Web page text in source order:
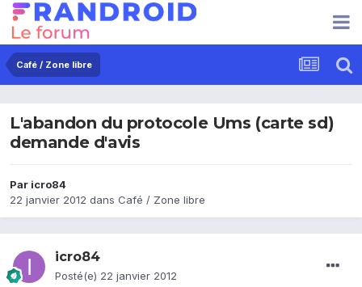
Café / Zone libre
L'abandon du protocole Ums (carte sd)
demande d'avis
Par icro84
22 janvier 2012 dans Café / Zone libre
icro84
Posté(e) 22 janvier 2012